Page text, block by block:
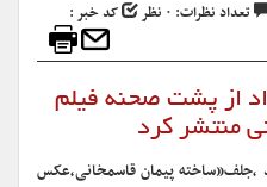
تعداد نظرات: ۰ نظر
کد خبر :
از پشت صحنه فیلم
منتشر کرد
،جلف”ساخته پیمان قاسمخانی،عکس